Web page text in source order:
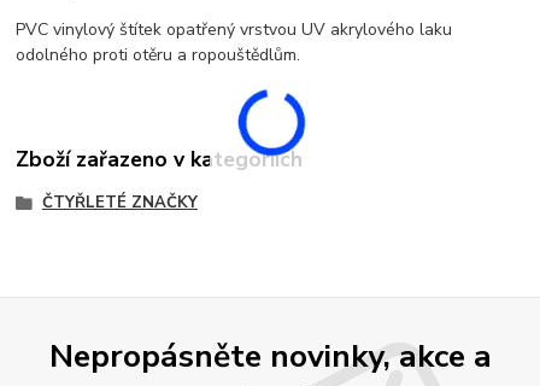
PVC vinylový štítek opatřený vrstvou UV akrylového laku
odolného proti otěru a ropouštědlům.
Zboží zařazeno v kategoriích
ČTYŘLETÉ ZNAČKY
Nepropásněte novinky, akce a